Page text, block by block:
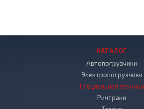
КАТАЛОГ
Автопогрузчики
Электропогрузчики
Специальная техника
Ричтраки